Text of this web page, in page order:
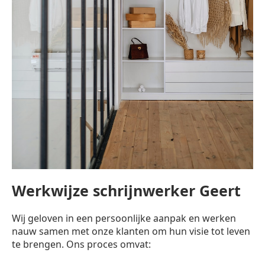
Werkwijze schrijnwerker Geert
Wij geloven in een persoonlijke aanpak en werken
nauw samen met onze klanten om hun visie tot leven
te brengen. Ons proces omvat: